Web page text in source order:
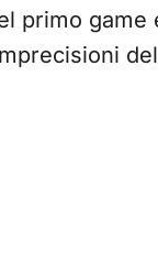
primo